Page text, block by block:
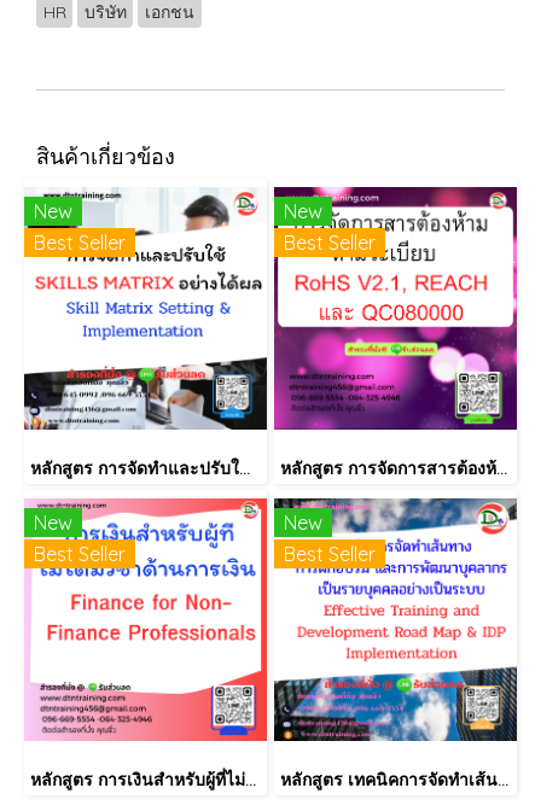
HR
บริษัท เอกชน
สินค้าเกี่ยวข้อง
New
Best Seller
หลักสูตร การจัดทำและปรับใช้ SKILLS MATRIX อย่างได้ผล Skill Matrix Setting & Implementation
New
Best Seller
หลักสูตร การจัดการสารต้องห้ามตามระเบียบ RoHS V2.1, REACH และ QC080000
New
Best Seller
หลักสูตร การเงินสำหรับผู้ที่ไม่ได้มีวิชาชีพด้านการเงิน (Finance for Non-Finance Professionals)
New
Best Seller
หลักสูตร เทคนิคการจัดทำเส้นทางการฝึกอบรม และการพัฒนาบุคลากร เป็นรายบุคคลอย่างเป็นระบบ Effective Training and Development Road Map & IDP Implementation